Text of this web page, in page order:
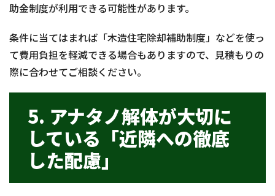
助金制度が利用できる可能性があります。
条件に当てはまれば「木造住宅除却補助制度」などを使っ
て費用負担を軽減できる場合もありますので、見積もりの
際に合わせてご相談ください。
5. アナタノ解体が大切に
している「近隣への徹底
した配慮」